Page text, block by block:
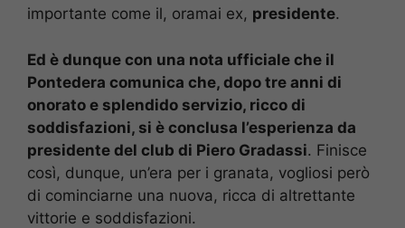
importante come il, oramai ex, presidente.
Ed è dunque con una nota ufficiale che il
Pontedera comunica che, dopo tre anni di
onorato e splendido servizio, ricco di
soddisfazioni, si è conclusa l’esperienza da
presidente del club di Piero Gradassi. Finisce
così, dunque, un’era per i granata, vogliosi però
di cominciarne una nuova, ricca di altrettante
vittorie e soddisfazioni.